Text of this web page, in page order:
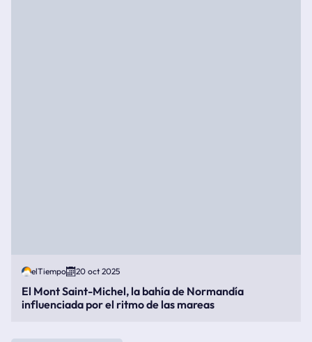
elTiempo 20 oct 2025
El Mont Saint-Michel, la bahía de Normandía
influenciada por el ritmo de las mareas